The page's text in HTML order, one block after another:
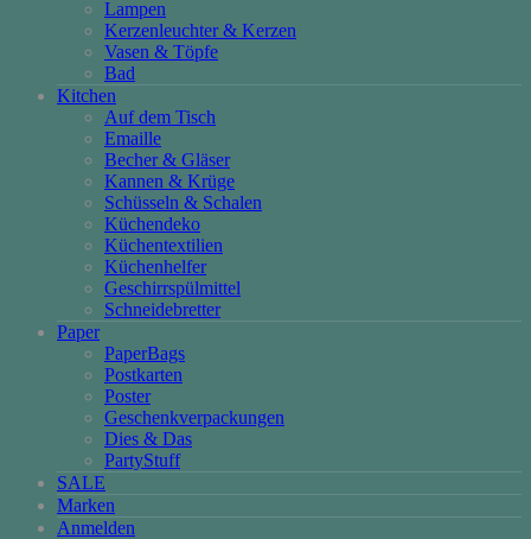
Lampen
Kerzenleuchter & Kerzen
Vasen & Töpfe
Bad
Kitchen
Auf dem Tisch
Emaille
Becher & Gläser
Kannen & Krüge
Schüsseln & Schalen
Küchendeko
Küchentextilien
Küchenhelfer
Geschirrspülmittel
Schneidebretter
Paper
PaperBags
Postkarten
Poster
Geschenkverpackungen
Dies & Das
PartyStuff
SALE
Marken
Anmelden